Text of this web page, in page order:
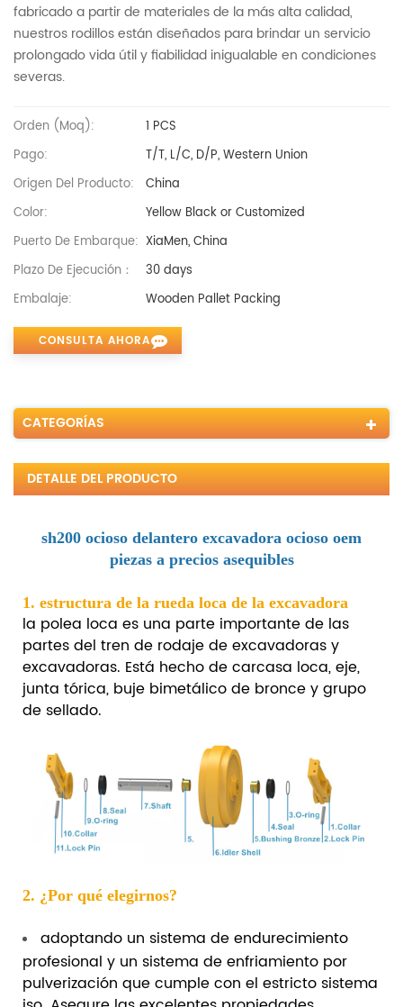
fabricado a partir de materiales de la más alta calidad,
nuestros rodillos están diseñados para brindar un servicio
prolongado vida útil y fiabilidad inigualable en condiciones
severas.
Orden (moq):
1 PCS
Pago:
T/T, L/C, D/P, Western Union
Origen Del Producto:
China
Color:
Yellow Black or Customized
Puerto De Embarque: XiaMen, China
Plazo De Ejecución：
30 days
Embalaje:
Wooden Pallet Packing
CONSULTA AHORA
CATEGORÍAS
DETALLE DEL PRODUCTO
sh200 ocioso delantero excavadora ocioso oem
piezas a precios asequibles
1. estructura de la rueda loca de la excavadora
la polea loca es una parte importante de las
partes del tren de rodaje de excavadoras y
excavadoras. Está hecho de carcasa loca, eje,
junta tórica, buje bimetálico de bronce y grupo
de sellado.
2. ¿Por qué elegirnos?
adoptando un sistema de endurecimiento
profesional y un sistema de enfriamiento por
pulverización que cumple con el estricto sistema